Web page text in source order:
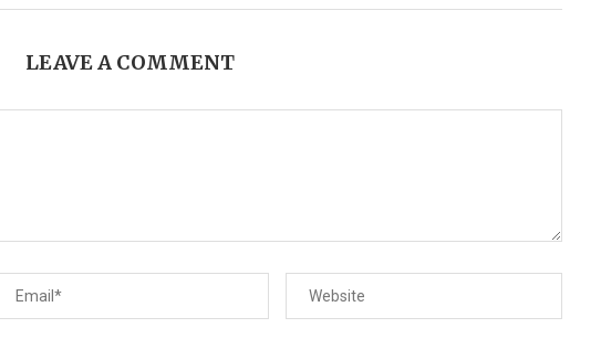
LEAVE A COMMENT